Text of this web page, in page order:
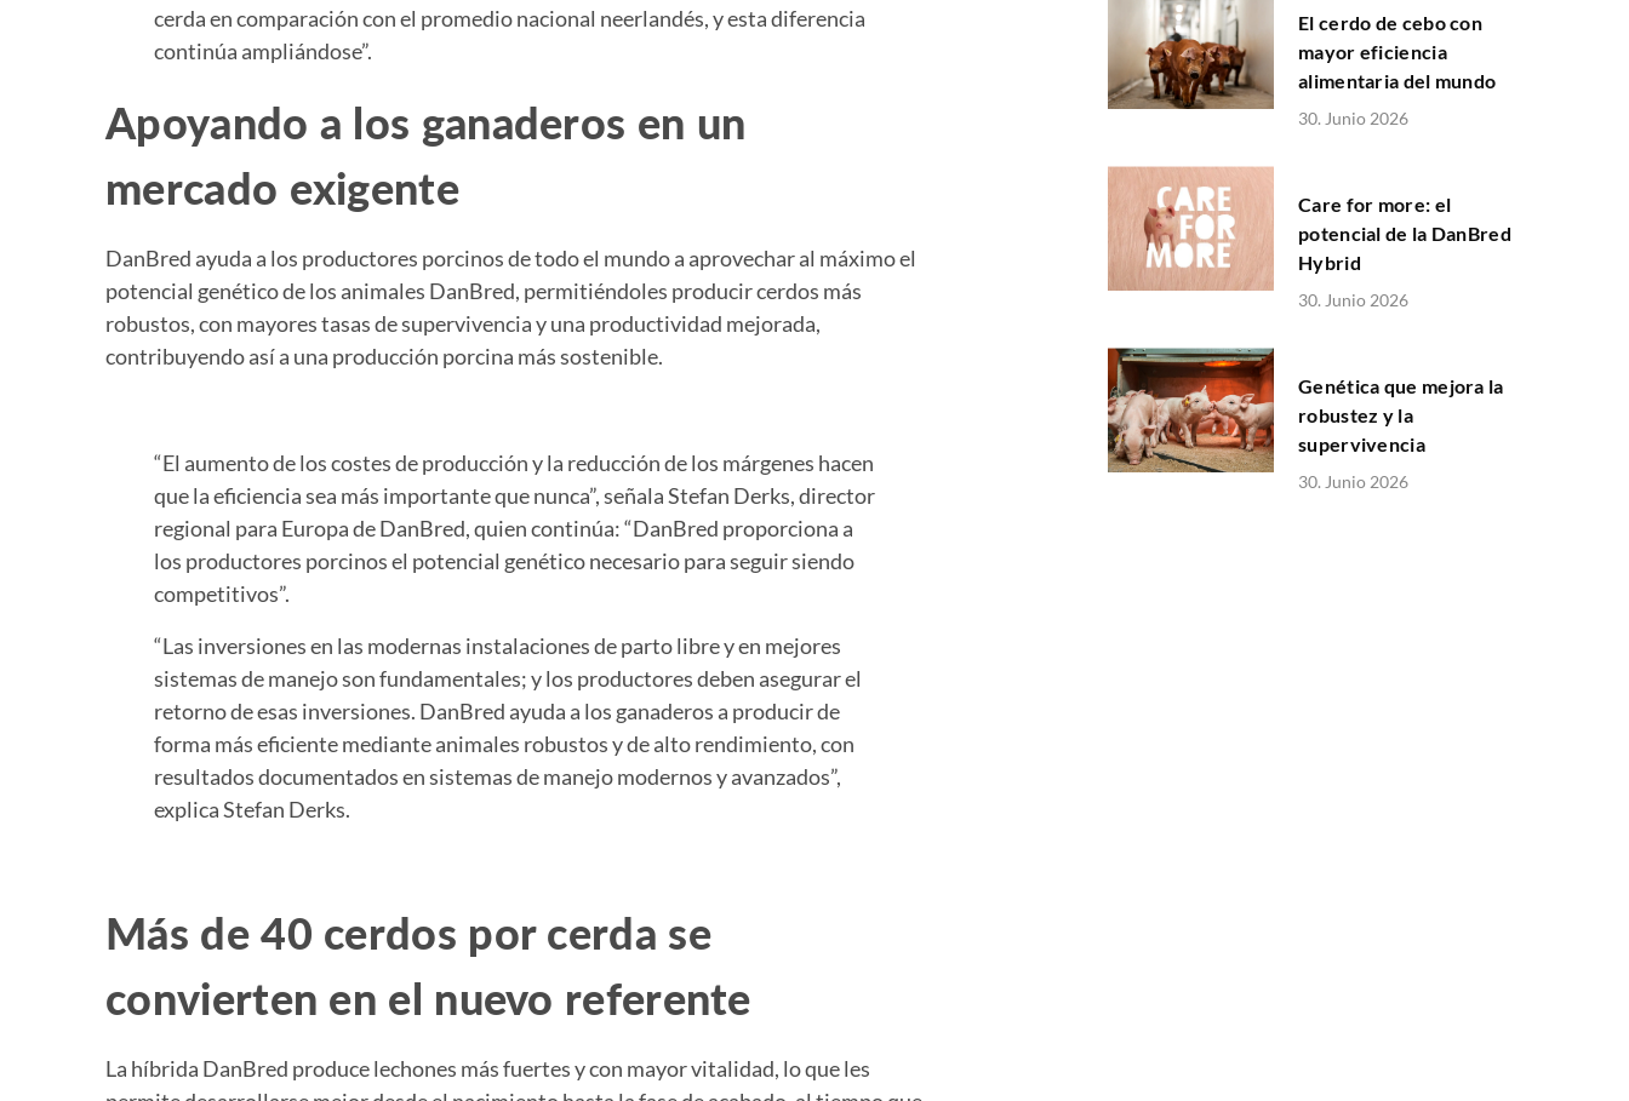
cerda en comparación con el promedio nacional neerlandés, y esta diferencia
continúa ampliándose”.
Apoyando a los ganaderos en un
mercado exigente
DanBred ayuda a los productores porcinos de todo el mundo a aprovechar al máximo el
potencial genético de los animales DanBred, permitiéndoles producir cerdos más
robustos, con mayores tasas de supervivencia y una productividad mejorada,
contribuyendo así a una producción porcina más sostenible.
“El aumento de los costes de producción y la reducción de los márgenes hacen
que la eficiencia sea más importante que nunca”, señala Stefan Derks, director
regional para Europa de DanBred, quien continúa: “DanBred proporciona a
los productores porcinos el potencial genético necesario para seguir siendo
competitivos”.
“Las inversiones en las modernas instalaciones de parto libre y en mejores
sistemas de manejo son fundamentales; y los productores deben asegurar el
retorno de esas inversiones. DanBred ayuda a los ganaderos a producir de
forma más eficiente mediante animales robustos y de alto rendimiento, con
resultados documentados en sistemas de manejo modernos y avanzados”,
explica Stefan Derks.
Más de 40 cerdos por cerda se
convierten en el nuevo referente
La híbrida DanBred produce lechones más fuertes y con mayor vitalidad, lo que les
El cerdo de cebo con
mayor eficiencia
alimentaria del mundo
30. Junio 2026
Care for more: el
potencial de la DanBred
Hybrid
30. Junio 2026
Genética que mejora la
robustez y la
supervivencia
30. Junio 2026